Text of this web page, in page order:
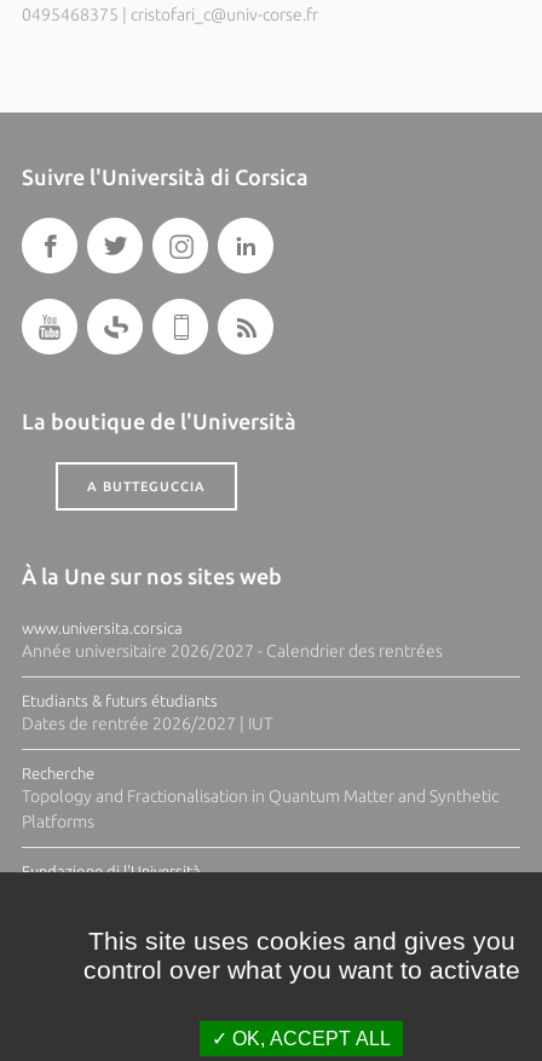
0495468375 | cristofari_c@univ-corse.fr
Suivre l'Università di Corsica
La boutique de l'Università
A BUTTEGUCCIA
À la Une sur nos sites web
www.universita.corsica
Année universitaire 2026/2027 - Calendrier des rentrées
Etudiants & futurs étudiants
Dates de rentrée 2026/2027 | IUT
Recherche
Topology and Fractionalisation in Quantum Matter and Synthetic
Platforms
Fundazione di l'Università
This site uses cookies and gives you
control over what you want to activate
OK, ACCEPT ALL